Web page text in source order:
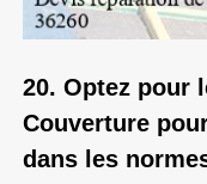
20. Optez pour
Couverture
dans les